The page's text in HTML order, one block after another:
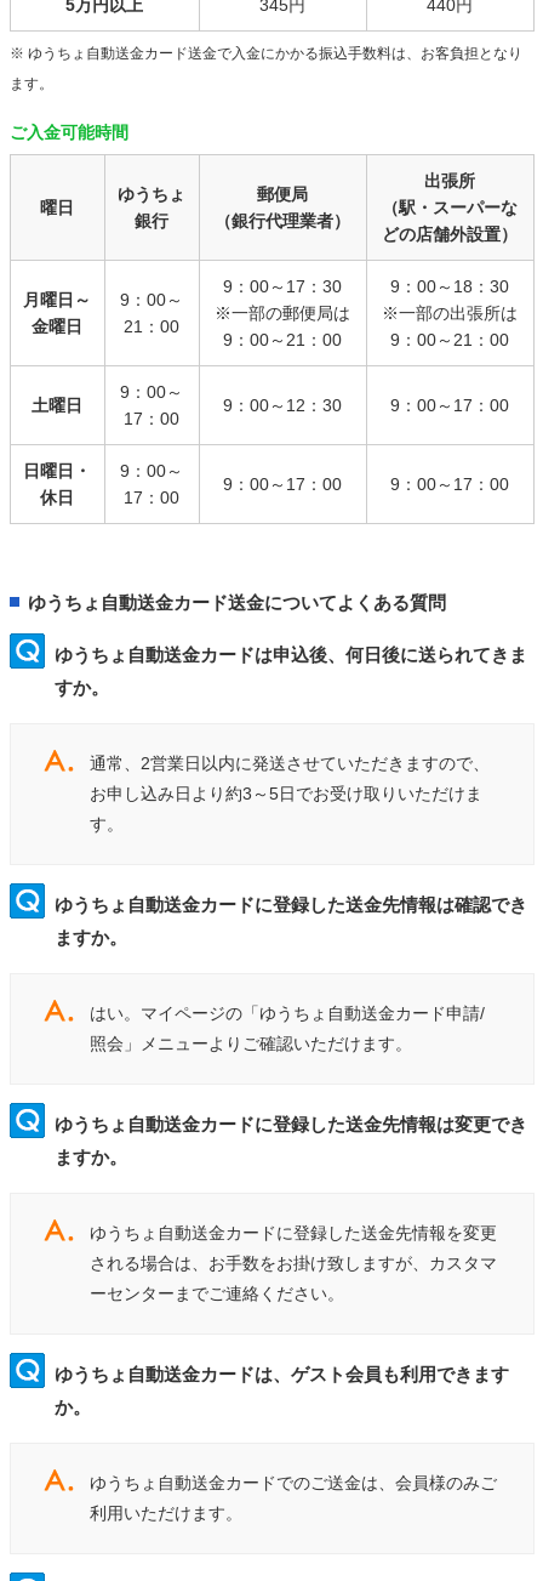
5万円以上 345円 440円
※ ゆうちょ自動送金カード送金で入金にかかる振込手数料は、お客負担となり
ます。
ご入金可能時間
曜日
ゆうちょ
銀行
郵便局
（銀行代理業者）
出張所
（駅・スーパーな
どの店舗外設置）
月曜日～
金曜日
9：00～
21：00
9：00～17：30
※一部の郵便局は
9：00～21：00
9：00～18：30
※一部の出張所は
9：00～21：00
土曜日
9：00～
17：00
9：00～12：30 9：00～17：00
日曜日・
休日
9：00～
17：00
9：00～17：00 9：00～17：00
ゆうちょ自動送金カード送金についてよくある質問
ゆうちょ自動送金カードは申込後、何日後に送られてきま
すか。
通常、2営業日以内に発送させていただきますので、
お申し込み日より約3～5日でお受け取りいただけま
す。
ゆうちょ自動送金カードに登録した送金先情報は確認でき
ますか。
はい。マイページの「ゆうちょ自動送金カード申請/
照会」メニューよりご確認いただけます。
ゆうちょ自動送金カードに登録した送金先情報は変更でき
ますか。
ゆうちょ自動送金カードに登録した送金先情報を変更
される場合は、お手数をお掛け致しますが、カスタマ
ーセンターまでご連絡ください。
ゆうちょ自動送金カードは、ゲスト会員も利用できます
か。
ゆうちょ自動送金カードでのご送金は、会員様のみご
利用いただけます。